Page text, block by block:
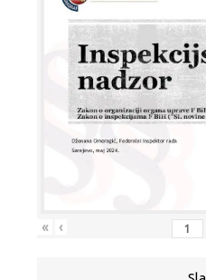
« ‹